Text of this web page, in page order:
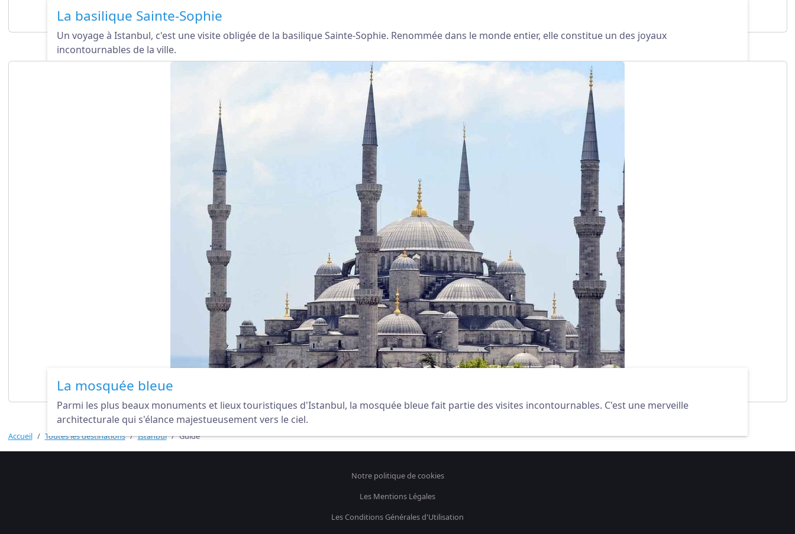
La basilique Sainte-Sophie
Un voyage à Istanbul, c'est une visite obligée de la basilique Sainte-Sophie. Renommée dans le monde entier, elle constitue un des joyaux
incontournables de la ville.
La mosquée bleue
Parmi les plus beaux monuments et lieux touristiques d'Istanbul, la mosquée bleue fait partie des visites incontournables. C'est une merveille
architecturale qui s'élance majestueusement vers le ciel.
Accueil Toutes les destinations Istanbul Guide
Notre politique de cookies
Les Mentions Légales
Les Conditions Générales d'Utilisation